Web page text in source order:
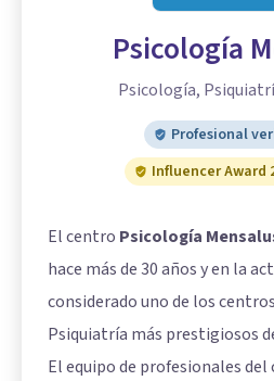
Psicología
Psicología,
Profesional
Influencer Award
El centro Psicología
hace más de 30 años y en la
considerado uno de los
Psiquiatría más prestigiosos
El equipo de profesionales